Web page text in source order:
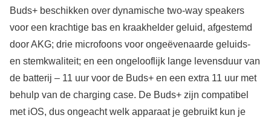
Buds+ beschikken over dynamische two-way speakers
voor een krachtige bas en kraakhelder geluid, afgestemd
door AKG; drie microfoons voor ongeëvenaarde geluids-
en stemkwaliteit; en een ongelooflijk lange levensduur van
de batterij – 11 uur voor de Buds+ en een extra 11 uur met
behulp van de charging case. De Buds+ zijn compatibel
met iOS, dus ongeacht welk apparaat je gebruikt kun je